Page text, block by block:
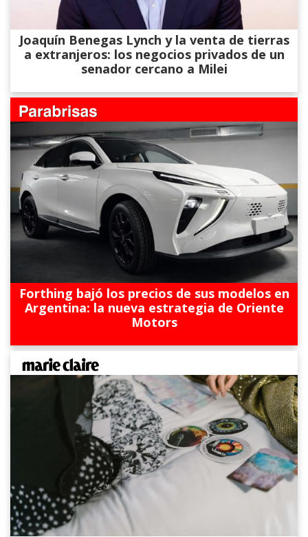
Joaquín Benegas Lynch y la venta de tierras
a extranjeros: los negocios privados de un
senador cercano a Milei
Forthing bajó los precios de sus modelos en
Argentina: la nueva estrategia de Oriente
Motors